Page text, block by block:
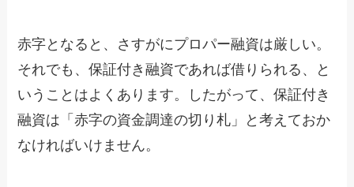
赤字となると、さすがにプロパー融資は厳しい。
それでも、保証付き融資であれば借りられる、と
いうことはよくあります。したがって、保証付き
融資は「赤字の資金調達の切り札」と考えておか
なければいけません。